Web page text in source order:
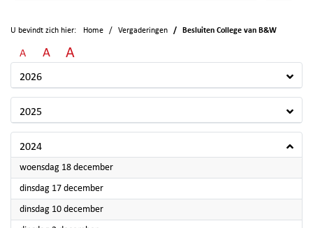
U bevindt zich hier: Home Vergaderingen Besluiten College van B&W
A A A
2026
2025
2024
woensdag 18 december2024
dinsdag 17 december2024
dinsdag 10 december2024